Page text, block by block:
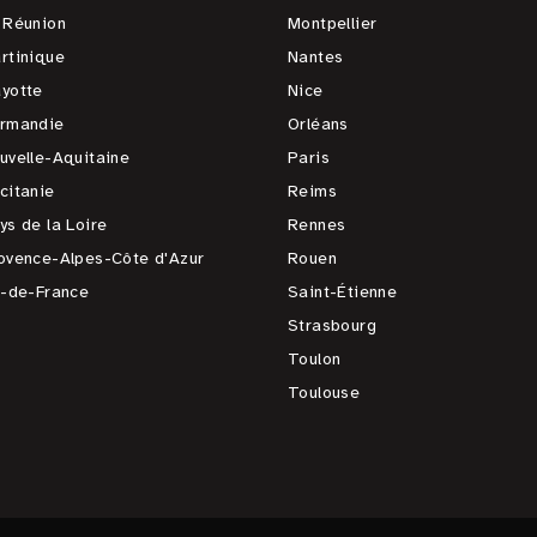
Aquitaine
de la Loire
Alpes-Côte d'Azur
de-France
Montpellier
Nantes
Nice
Orléans
Paris
Reims
Rennes
Rouen
Saint-Étienne
Strasbourg
Toulon
Toulouse